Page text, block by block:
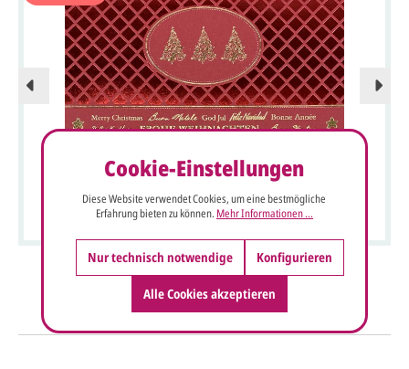
Internationale Weihnachtskarte in rot mit edler Gold- und
Rotfolienprägung
Cookie-Einstellungen
Diese Website verwendet Cookies, um eine bestmögliche
Erfahrung bieten zu können. Mehr Informationen ...
Nur technisch notwendige Konfigurieren
Alle Cookies akzeptieren